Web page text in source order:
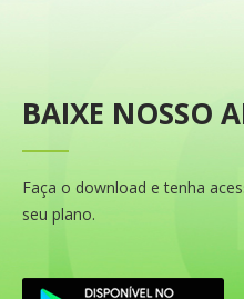
BAIXE NOSSO
Faça o download e tenha
seu plano.